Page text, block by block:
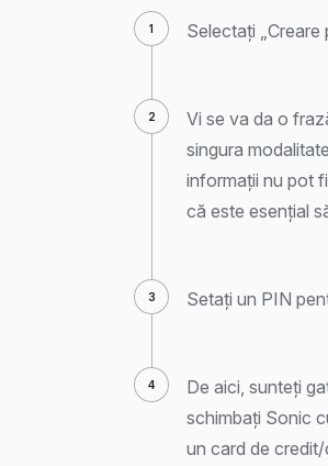
Selectați „Creare
Vi se va da o
singura
informații nu pot
că este esențial
Setați un PIN
De aici, sunteți
schimbați Sonic
un card de